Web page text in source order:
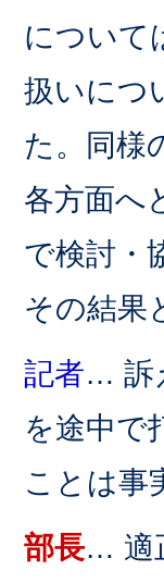
について
扱いにつ
た。同様
各方面へ
で検討・
その結果
記者… 訴
を途中で
ことは事
部長… 適